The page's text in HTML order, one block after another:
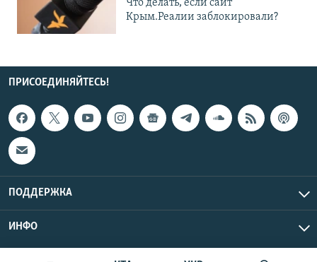
Что делать, если сайт
Крым.Реалии заблокировали?
ПРИСОЕДИНЯЙТЕСЬ!
ПОДДЕРЖКА
ИНФО